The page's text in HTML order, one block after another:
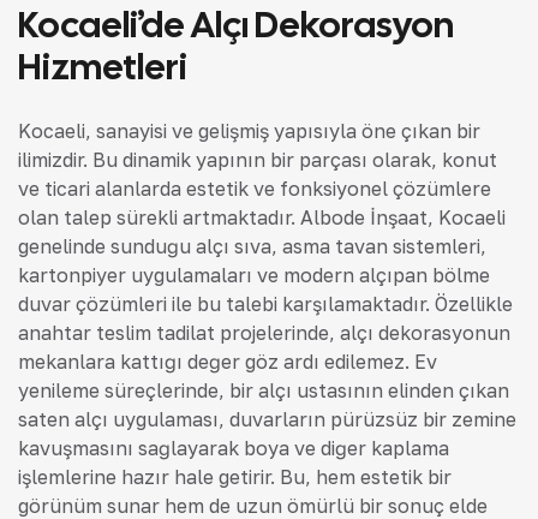
Kocaeli’de Alçı Dekorasyon
Hizmetleri
Kocaeli, sanayisi ve gelişmiş yapısıyla öne çıkan bir
ilimizdir. Bu dinamik yapının bir parçası olarak, konut
ve ticari alanlarda estetik ve fonksiyonel çözümlere
olan talep sürekli artmaktadır. Albode İnşaat, Kocaeli
genelinde sunduğu alçı sıva, asma tavan sistemleri,
kartonpiyer uygulamaları ve modern alçıpan bölme
duvar çözümleri ile bu talebi karşılamaktadır. Özellikle
anahtar teslim tadilat projelerinde, alçı dekorasyonun
mekanlara kattığı değer göz ardı edilemez. Ev
yenileme süreçlerinde, bir alçı ustasının elinden çıkan
saten alçı uygulaması, duvarların pürüzsüz bir zemine
kavuşmasını sağlayarak boya ve diğer kaplama
işlemlerine hazır hale getirir. Bu, hem estetik bir
görünüm sunar hem de uzun ömürlü bir sonuç elde